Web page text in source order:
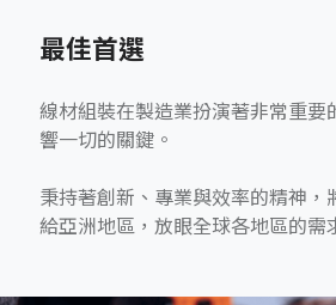
最佳首選
線材組裝在製造業扮演著非常重要
響一切的關鍵。
秉持著創新、專業與效率的精神，
給亞洲地區，放眼全球各地區的需